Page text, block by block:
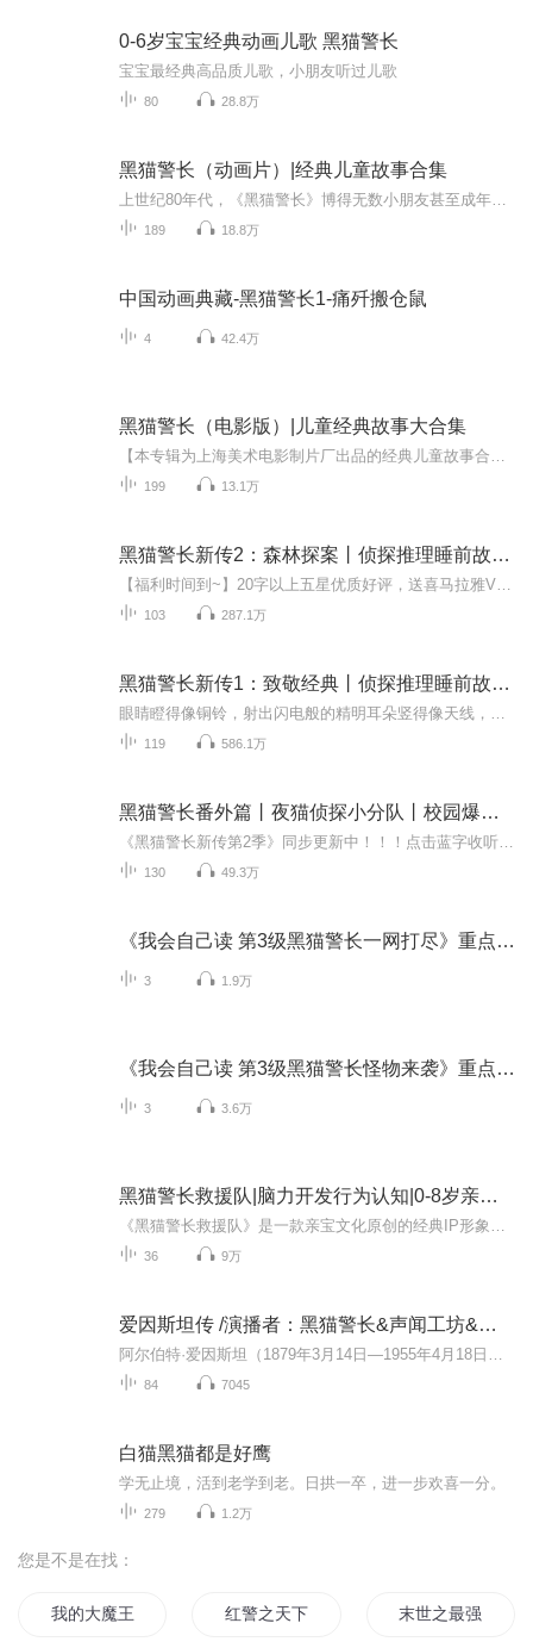
0-6岁宝宝经典动画儿歌 黑猫警长
宝宝最经典高品质儿歌，小朋友听过儿歌
80 28.8万
黑猫警长（动画片）|经典儿童故事合集
189 18.8万
中国动画典藏-黑猫警长1-痛歼搬仓鼠
4 42.4万
黑猫警长（电影版）|儿童经典故事大合集
199 13.1万
黑猫警长新传2：森林探案丨侦探推理睡前故事【第2季】
103 287.1万
黑猫警长新传1：致敬经典丨侦探推理睡前故事【第1季】
119 586.1万
黑猫警长番外篇丨夜猫侦探小分队丨校园爆笑推理剧
130 49.3万
《我会自己读 第3级黑猫警长一网打尽》重点字听读练习
3 1.9万
《我会自己读 第3级黑猫警长怪物来袭》重点字听读练习
3 3.6万
黑猫警长救援队|脑力开发行为认知|0-8岁亲宝动画
36 9万
爱因斯坦传 /演播者：黑猫警长&声闻工坊&景木有声 /神奇的大脑
84 7045
白猫黑猫都是好鹰
学无止境，活到老学到老。日拱一卒，进一步欢喜一分。
279 1.2万
您是不是在找：
我的大魔王警花 红警之天下无双 末世之最强女警